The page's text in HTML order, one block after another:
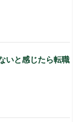
いと感じたら転職